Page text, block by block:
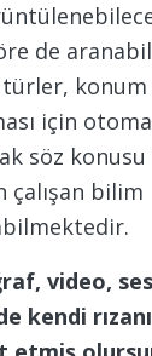
de
için
söz
bilim
video,
kendi